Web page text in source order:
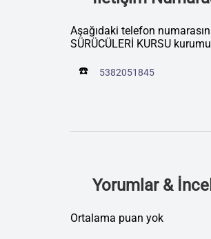
Aşağıdaki telefon
SÜRÜCÜLERİ KURSU
☎️ 5382051845
Yorumlar &
Ortalama puan yok